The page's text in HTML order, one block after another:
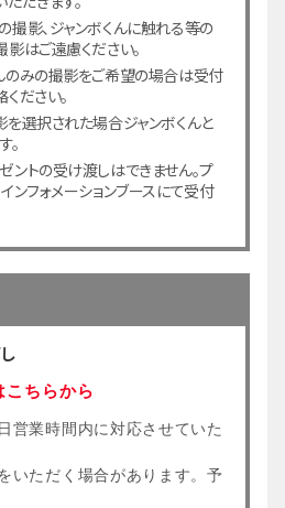
撮影、ジャンボくんに触れる等の
はご遠慮ください。
のみの撮影をご希望の場合は受付
ださい。
を選択された場合ジャンボくんと
。
ントの受け渡しはできません。プ
ンフォメーションブースにて受付
ちらから
営業時間内に対応させていた
いただく場合があります。予